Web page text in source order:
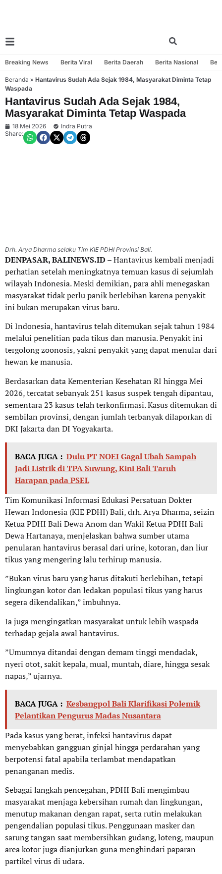
Breaking News Berita Viral Berita Daerah Berita Nasional
Beranda » Hantavirus Sudah Ada Sejak 1984, Masyarakat Diminta Tetap
Waspada
Hantavirus Sudah Ada Sejak 1984,
Masyarakat Diminta Tetap Waspada
18 Mei 2026
Indra Putra
Share:
Drh. Arya Dharma selaku Tim KIE PDHI Provinsi Bali.
DENPASAR, BALINEWS.ID– Hantavirus kembali menjadi
perhatian setelah meningkatnya temuan kasus di sejumlah
wilayah Indonesia. Meski demikian, para ahli menegaskan
masyarakat tidak perlu panik berlebihan karena penyakit
ini bukan merupakan virus baru.
Di Indonesia, hantavirus telah ditemukan sejak tahun 1984
melalui penelitian pada tikus dan manusia. Penyakit ini
tergolong zoonosis, yakni penyakit yang dapat menular dari
hewan ke manusia.
Berdasarkan data Kementerian Kesehatan RI hingga Mei
2026, tercatat sebanyak 251 kasus suspek tengah dipantau,
sementara 23 kasus telah terkonfirmasi. Kasus ditemukan di
sembilan provinsi, dengan jumlah terbanyak dilaporkan di
DKI Jakarta dan DI Yogyakarta.
BACA JUGA : Dulu PT NOEI Gagal Ubah Sampah
Jadi Listrik di TPA Suwung, Kini Bali Taruh
Harapan pada PSEL
Tim Komunikasi Informasi Edukasi Persatuan Dokter
Hewan Indonesia (KIE PDHI) Bali, drh. Arya Dharma, seizin
Ketua PDHI Bali Dewa Anom dan Wakil Ketua PDHI Bali
Dewa Hartanaya, menjelaskan bahwa sumber utama
penularan hantavirus berasal dari urine, kotoran, dan liur
tikus yang mengering lalu terhirup manusia.
”Bukan virus baru yang harus ditakuti berlebihan, tetapi
lingkungan kotor dan ledakan populasi tikus yang harus
segera dikendalikan,” imbuhnya.
Ia juga mengingatkan masyarakat untuk lebih waspada
terhadap gejala awal hantavirus.
”Umumnya ditandai dengan demam tinggi mendadak,
nyeri otot, sakit kepala, mual, muntah, diare, hingga sesak
napas,” ujarnya.
BACA JUGA : Kesbangpol Bali Klarifikasi Polemik
Pelantikan Pengurus Madas Nusantara
Pada kasus yang berat, infeksi hantavirus dapat
menyebabkan gangguan ginjal hingga perdarahan yang
berpotensi fatal apabila terlambat mendapatkan
penanganan medis.
Sebagai langkah pencegahan, PDHI Bali mengimbau
masyarakat menjaga kebersihan rumah dan lingkungan,
menutup makanan dengan rapat, serta rutin melakukan
pengendalian populasi tikus. Penggunaan masker dan
sarung tangan saat membersihkan gudang, loteng, maupun
area kotor juga dianjurkan guna menghindari paparan
partikel virus di udara.